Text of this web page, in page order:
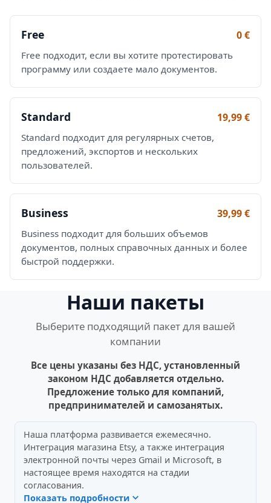
Free 0 €
Free подходит, если вы хотите протестировать
программу или создаете мало документов.
Standard 19,99 €
Standard подходит для регулярных счетов,
предложений, экспортов и нескольких
пользователей.
Business 39,99 €
Business подходит для больших объемов
документов, полных справочных данных и более
быстрой поддержки.
Наши пакеты
Выберите подходящий пакет для вашей
компании
Все цены указаны без НДС, установленный
законом НДС добавляется отдельно.
Предложение только для компаний,
предпринимателей и самозанятых.
Наша платформа развивается ежемесячно.
Интеграция магазина Etsy, а также интеграция
электронной почты через Gmail и Microsoft, в
настоящее время находятся на стадии
согласования.
Показать подробности